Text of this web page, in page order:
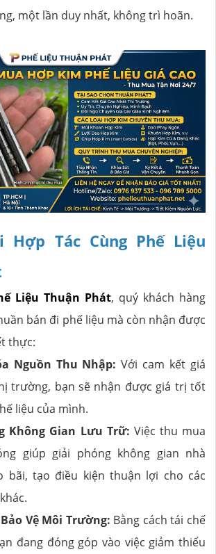
một lần duy nhất, không trì hoãn.
Hợp Tác Cùng Phế Liệu
Liệu Thuận Phát, quý khách hàng
bán đi phế liệu mà còn nhận được
thực:
Nguồn Thu Nhập: Với cam kết giá
trường, bạn sẽ nhận được giá trị tốt
liệu của mình.
Không Gian Lưu Trữ: Việc thu mua
giúp giải phóng không gian nhà
bãi, tạo điều kiện thuận lợi cho các
Vệ Môi Trường: Bằng cách tái chế
đang đóng góp vào việc giảm thiểu